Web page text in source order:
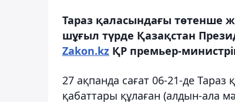
Тараз қаласындағы төтенше
шұғыл түрде Қазақстан
Zakon.kz ҚР премьер-
27 ақпанда сағат 06-21-де
қабаттары құлаған (алдын-ала